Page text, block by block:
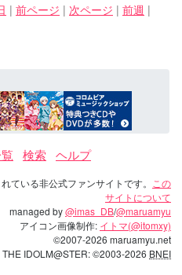
| 前ページ | 次ページ | 前週 |
検索 ヘルプ
ている非公式ファンサイトです。
この
サイトについて
managed by@imas_DB/@maruamyu
アイコン画像制作: イトマ(@itomxy)
©2007-2026 maruamyu.net
THE IDOLM@STER: ©2003-2026 BNEI